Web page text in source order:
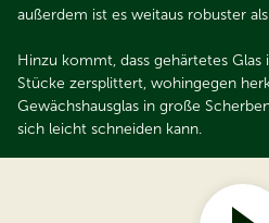
außerdem ist es weitaus robuster
Hinzu kommt, dass gehärtetes Glas
Stücke zersplittert, wohingegen
Gewächshausglas in große
sich leicht schneiden kann.